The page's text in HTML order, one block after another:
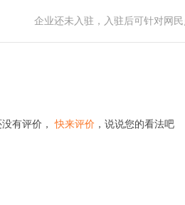
企业还未入驻，入驻后可针对网
有评价， 快来评价 ，说说您的看法吧